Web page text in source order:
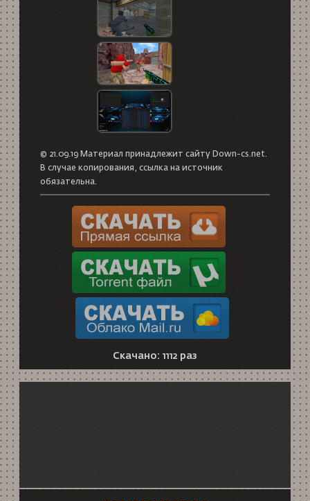
© 21.09.19 Материал принадлежит сайту Down-cs.net.
В случае копирования, ссылка на источник
обязательна.
Скачано: 1112 раз